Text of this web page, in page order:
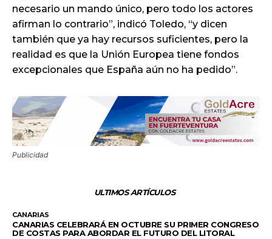
necesario un mando único, pero todo los actores
afirman lo contrario”, indicó Toledo, “y dicen
también que ya hay recursos suficientes, pero la
realidad es que la Unión Europea tiene fondos
excepcionales que España aún no ha pedido”.
Publicidad
ULTIMOS ARTÍCULOS
CANARIAS
CANARIAS CELEBRARÁ EN OCTUBRE SU PRIMER CONGRESO
DE COSTAS PARA ABORDAR EL FUTURO DEL LITORAL